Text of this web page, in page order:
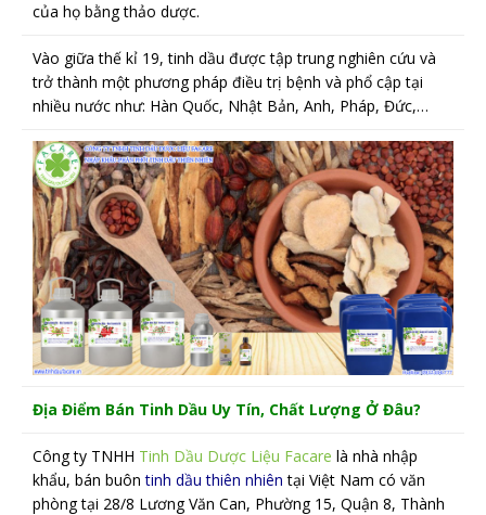
của họ bằng thảo dược.
Vào giữa thế kỉ 19, tinh dầu được tập trung nghiên cứu và
trở thành một phương pháp điều trị bệnh và phổ cập tại
nhiều nước như: Hàn Quốc, Nhật Bản, Anh, Pháp, Đức,…
Địa Điểm Bán Tinh Dầu Uy Tín, Chất Lượng Ở Đâu?
Công ty TNHH Tinh Dầu Dược Liệu Facare là nhà nhập
khẩu, bán buôntinh dầu thiên nhiên tại Việt Nam có văn
phòng tại 28/8 Lương Văn Can, Phường 15, Quận 8, Thành